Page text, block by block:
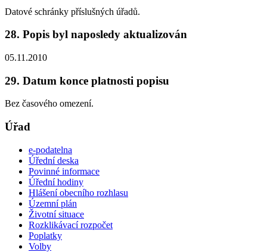
Datové schránky příslušných úřadů.
28. Popis byl naposledy aktualizován
05.11.2010
29. Datum konce platnosti popisu
Bez časového omezení.
Úřad
e-podatelna
Úřední deska
Povinné informace
Úřední hodiny
Hlášení obecního rozhlasu
Územní plán
Životní situace
Rozklikávací rozpočet
Poplatky
Volby